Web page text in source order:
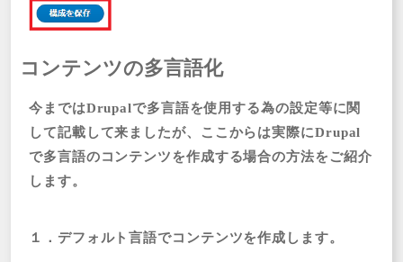
コンテンツの多言語化
今まではDrupalで多言語を使用する為の設定等に関
して記載して来ましたが、ここからは実際にDrupal
で多言語のコンテンツを作成する場合の方法をご紹介
します。
１．デフォルト言語でコンテンツを作成します。